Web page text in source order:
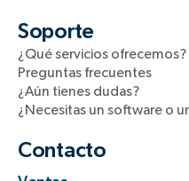
Soporte
¿Qué servicios ofrecemos?
Preguntas frecuentes
¿Aún tienes dudas?
¿Necesitas un software o
Contacto